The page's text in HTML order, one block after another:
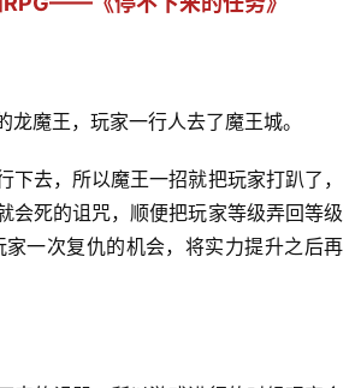
龙魔王，玩家一行人去了魔王城。
下去，所以魔王一招就把玩家打趴了，
会死的诅咒，顺便把玩家等级弄回等级
家一次复仇的机会，将实力提升之后再